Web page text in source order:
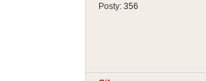
Posty: 356